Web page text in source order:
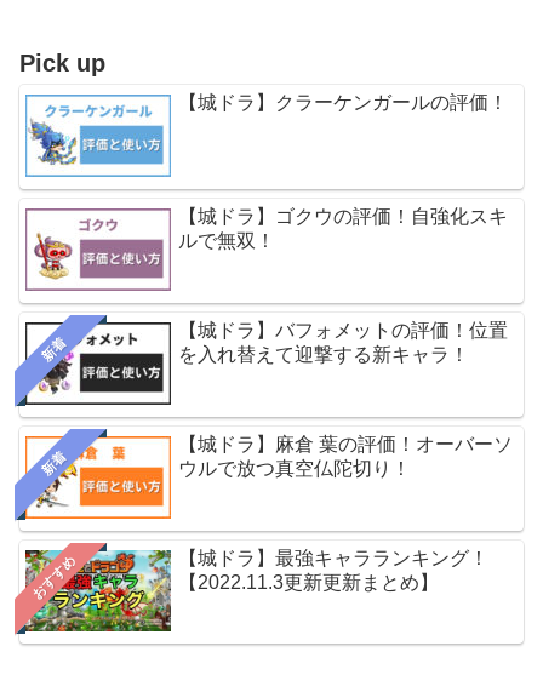
Pick up
【城ドラ】クラーケンガールの評価！
【城ドラ】ゴクウの評価！自強化スキ
ルで無双！
新着
【城ドラ】バフォメットの評価！位置
を入れ替えて迎撃する新キャラ！
新着
【城ドラ】麻倉 葉の評価！オーバーソ
ウルで放つ真空仏陀切り！
おすすめ
【城ドラ】最強キャラランキング！
【2022.11.3更新更新まとめ】